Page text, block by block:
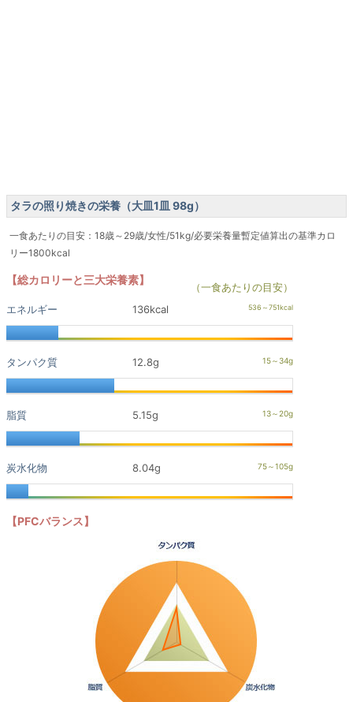
タラの照り焼きの栄養（大皿1皿 98g）
一食あたりの目安：18歳～29歳/女性/51kg/必要栄養量暫定値算出の基準カロ
リー1800kcal
【総カロリーと三大栄養素】
（一食あたりの目安）
エネルギー
136kcal
タンパク質 12.8g
脂質 5.15g
炭水化物 8.04g
【PFCバランス】